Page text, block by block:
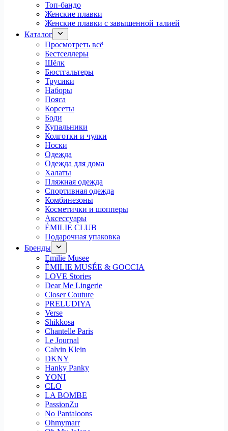
Топ-бандо
Женские плавки
Женские плавки с завышенной талией
Каталог
Просмотреть всё
Бестселлеры
Шёлк
Бюстгальтеры
Трусики
Наборы
Пояса
Корсеты
Боди
Купальники
Колготки и чулки
Носки
Одежда
Одежда для дома
Халаты
Пляжная одежда
Спортивная одежда
Комбинезоны
Косметички и шопперы
Аксессуары
ÉMILIE CLUB
Подарочная упаковка
Бренды
Emilie Musee
ÉMILIE MUSÉE & GOCCIA
LOVE Stories
Dear Me Lingerie
Closer Couture
PRELUDIYA
Verse
Shikkosa
Chantelle Paris
Le Journal
Calvin Klein
DKNY
Hanky Panky
YONI
CLO
LA BOMBE
PassionZu
No Pantaloons
Ohmymarr